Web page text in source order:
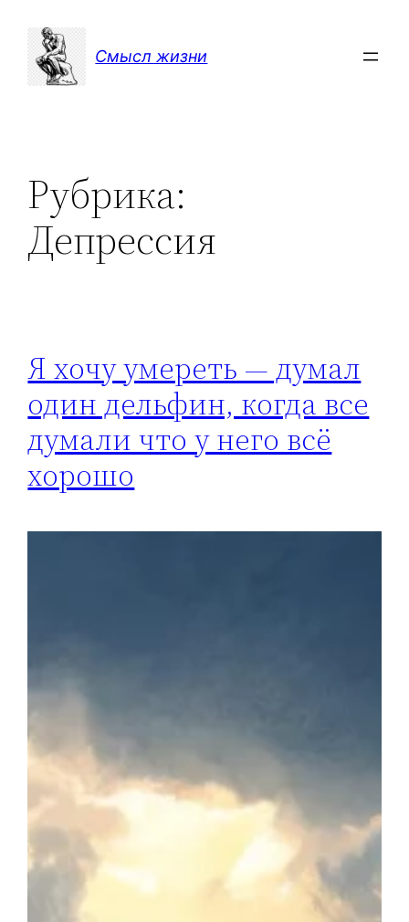
содержимому
Смысл жизни
Рубрика:
Депрессия
Я хочу умереть — думал
один дельфин, когда все
думали что у него всё
хорошо